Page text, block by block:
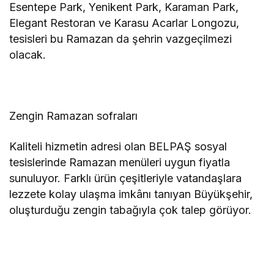
Esentepe Park, Yenikent Park, Karaman Park,
Elegant Restoran ve Karasu Acarlar Longozu,
tesisleri bu Ramazan da şehrin vazgeçilmezi
olacak.
Zengin Ramazan sofraları
Kaliteli hizmetin adresi olan BELPAŞ sosyal
tesislerinde Ramazan menüleri uygun fiyatla
sunuluyor. Farklı ürün çeşitleriyle vatandaşlara
lezzete kolay ulaşma imkânı tanıyan Büyükşehir,
oluşturduğu zengin tabağıyla çok talep görüyor.